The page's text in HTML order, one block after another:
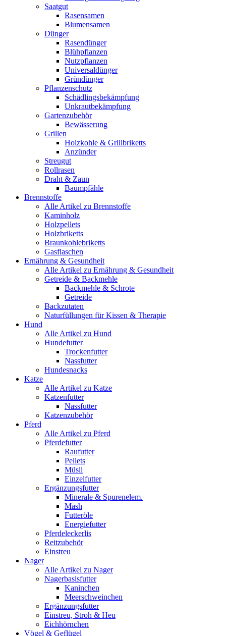
Saatgut
Rasensamen
Blumensamen
Dünger
Rasendünger
Blühpflanzen
Nutzpflanzen
Universaldünger
Gründünger
Pflanzenschutz
Schädlingsbekämpfung
Unkrautbekämpfung
Gartenzubehör
Bewässerung
Grillen
Holzkohle & Grillbriketts
Anzünder
Streugut
Rollrasen
Draht & Zaun
Baumpfähle
Brennstoffe
Alle Artikel zu Brennstoffe
Kaminholz
Holzpellets
Holzbriketts
Braunkohlebriketts
Gasflaschen
Ernährung & Gesundheit
Alle Artikel zu Ernährung & Gesundheit
Getreide & Backmehle
Backmehle & Schrote
Getreide
Backzutaten
Naturfüllungen für Kissen & Therapie
Hund
Alle Artikel zu Hund
Hundefutter
Trockenfutter
Nassfutter
Hundesnacks
Katze
Alle Artikel zu Katze
Katzenfutter
Nassfutter
Katzenzubehör
Pferd
Alle Artikel zu Pferd
Pferdefutter
Raufutter
Pellets
Müsli
Einzelfutter
Ergänzungsfutter
Minerale & Spurenelem.
Mash
Futteröle
Energiefutter
Pferdeleckerlis
Reitzubehör
Einstreu
Nager
Alle Artikel zu Nager
Nagerbasisfutter
Kaninchen
Meerschweinchen
Ergänzungsfutter
Einstreu, Stroh & Heu
Eichhörnchen
Vögel & Geflügel